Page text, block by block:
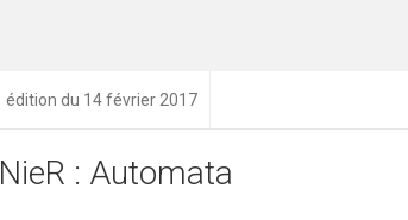
édition du 14 février 2017
NieR : Automata